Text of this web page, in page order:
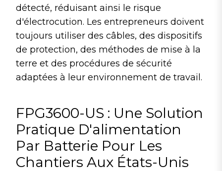
détecté, réduisant ainsi le risque
d'électrocution. Les entrepreneurs doivent
toujours utiliser des câbles, des dispositifs
de protection, des méthodes de mise à la
terre et des procédures de sécurité
adaptées à leur environnement de travail.
FPG3600-US : Une Solution
Pratique D'alimentation
Par Batterie Pour Les
Chantiers Aux États-Unis